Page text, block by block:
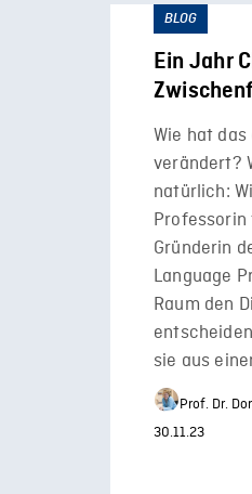
BLOG
Ein Jahr
Wie hat
verändert?
natürlich:
Gründerin
Language
Raum den
sie aus
Prof. Dr.
30.11.23